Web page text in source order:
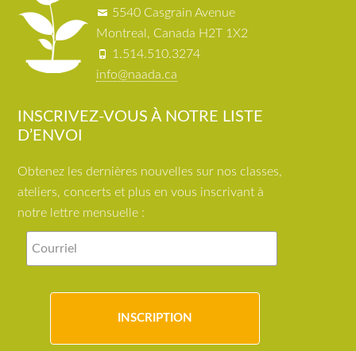
5540 Casgrain Avenue
Montreal, Canada H2T 1X2
1.514.510.3274
info@naada.ca
INSCRIVEZ-VOUS À NOTRE LISTE
D’ENVOI
Obtenez les dernières nouvelles sur nos classes,
ateliers, concerts et plus en vous inscrivant à
notre lettre mensuelle :